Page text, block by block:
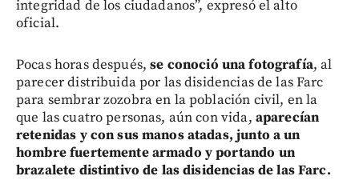
integridad de los ciudadanos”, expresó el alto
oficial.
Pocas horas después, se conoció una fotografía, al
parecer distribuida por las disidencias de las Farc
para sembrar zozobra en la población civil, en la
que las cuatro personas, aún con vida, aparecían
retenidas y con sus manos atadas, junto a un
hombre fuertemente armado y portando un
brazalete distintivo de las disidencias de las Farc.